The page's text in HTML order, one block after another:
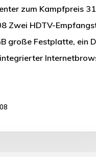
zum Kampfpreis
Zwei HDTV-
große Festplatte, ein